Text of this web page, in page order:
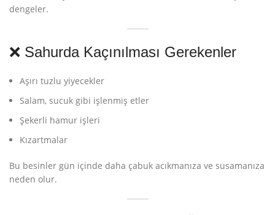
dengeler.
❌ Sahurda Kaçınılması Gerekenler
Aşırı tuzlu yiyecekler
Salam, sucuk gibi işlenmiş etler
Şekerli hamur işleri
Kızartmalar
Bu besinler gün içinde daha çabuk acıkmanıza ve susamanıza
neden olur.